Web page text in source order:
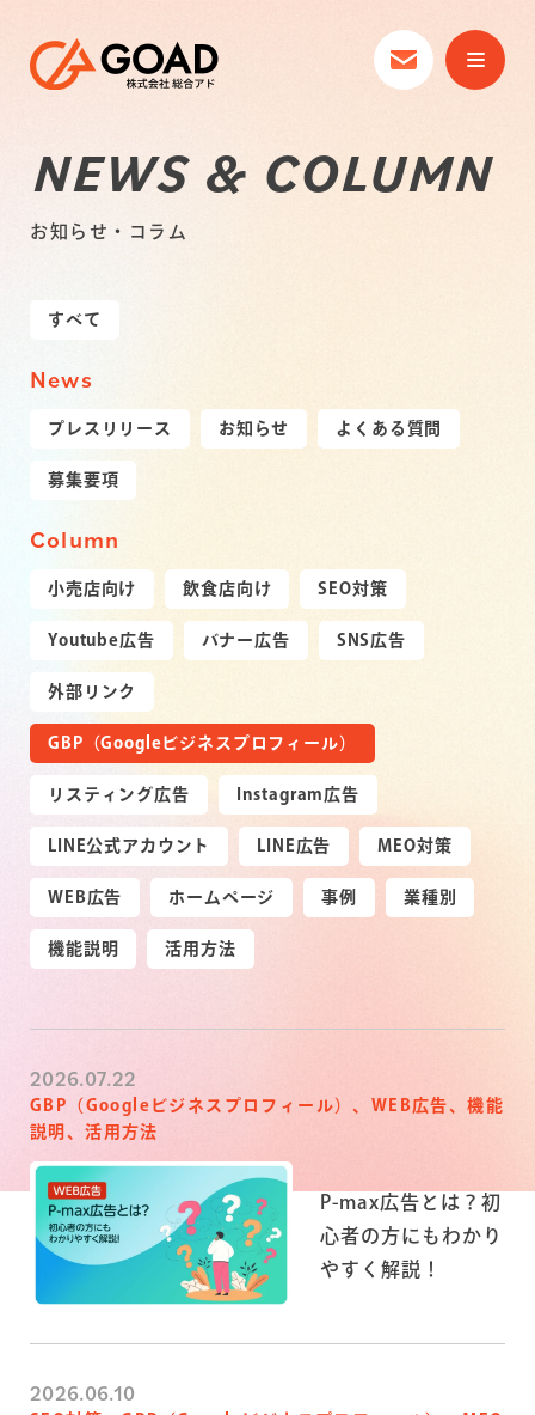
NEWS & COLUMN
お知らせ・コラム
すべて
News
プレスリリース お知らせ よくある質問
募集要項
Column
小売店向け 飲食店向け SEO対策
Youtube広告 バナー広告 SNS広告
外部リンク
GBP（Googleビジネスプロフィール）
リスティング広告 Instagram広告
LINE公式アカウント LINE広告 MEO対策
WEB広告 ホームページ 事例 業種別
機能説明 活用方法
2026.07.22
GBP（Googleビジネスプロフィール）、WEB広告、機能
説明、活用方法
P-max広告とは？初
心者の方にもわかり
やすく解説！
2026.06.10